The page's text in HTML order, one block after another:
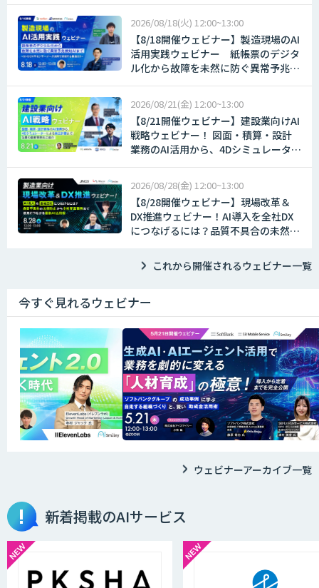
2026 08/18(火) 12:00~13:00
【8/18開催ウェビナー】製造現場のAI
活用実践ウェビナー 紙帳票のデジタ
ル化から故障を未然に防ぐ異常予兆検
2026 08/21(金) 12:00~13:00
【8/21開催ウェビナー】建設業向けAI
戦略ウェビナー！ 図面・積算・設計
業務のAI活用から、4Dシミュレーター
2026 08/28(金) 12:00~13:00
【8/28開催ウェビナー】現場改革＆
DX推進ウェビナー！AI導入を全社DX
につなげるには？品質不具合の未然防
がる最新AI活用術
これから開催されるウェビナー一覧
今すぐ見れるウェビナー
ウェビナーアーカイブ一覧
新着掲載のAIサービス